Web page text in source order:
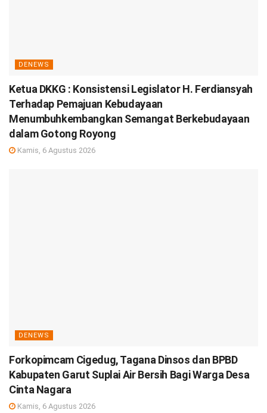
DENEWS
Ketua DKKG : Konsistensi Legislator H. Ferdiansyah
Terhadap Pemajuan Kebudayaan
Menumbuhkembangkan Semangat Berkebudayaan
dalam Gotong Royong
Kamis, 6 Agustus 2026
DENEWS
Forkopimcam Cigedug, Tagana Dinsos dan BPBD
Kabupaten Garut Suplai Air Bersih Bagi Warga Desa
Cinta Nagara
Kamis, 6 Agustus 2026